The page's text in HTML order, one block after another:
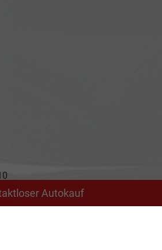
Autokauf